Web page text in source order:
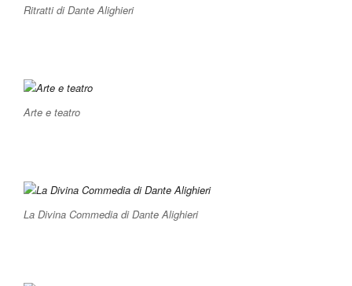
Ritratti di Dante Alighieri
Arte e teatro
La Divina Commedia di Dante Alighieri